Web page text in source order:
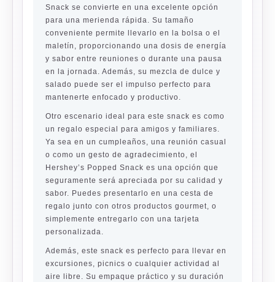
Snack se convierte en una excelente opción
para una merienda rápida. Su tamaño
conveniente permite llevarlo en la bolsa o el
maletín, proporcionando una dosis de energía
y sabor entre reuniones o durante una pausa
en la jornada. Además, su mezcla de dulce y
salado puede ser el impulso perfecto para
mantenerte enfocado y productivo.
Otro escenario ideal para este snack es como
un regalo especial para amigos y familiares.
Ya sea en un cumpleaños, una reunión casual
o como un gesto de agradecimiento, el
Hershey’s Popped Snack es una opción que
seguramente será apreciada por su calidad y
sabor. Puedes presentarlo en una cesta de
regalo junto con otros productos gourmet, o
simplemente entregarlo con una tarjeta
personalizada.
Además, este snack es perfecto para llevar en
excursiones, picnics o cualquier actividad al
aire libre. Su empaque práctico y su duración